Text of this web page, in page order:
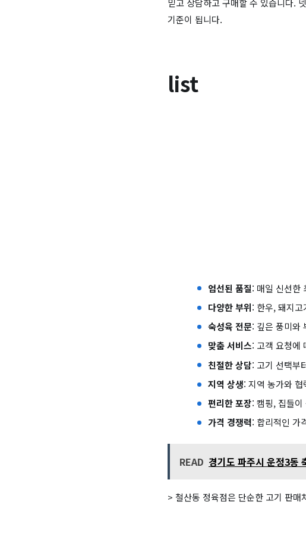
기준이 됩니다.
list
엄선된 품질: 매일 신선한
다양한 부위: 한우, 돼지
숙성육 전문: 깊은 풍미와
맞춤 서비스: 고객 요청에
친절한 상담: 고기 선택부
지역 상생: 지역 농가와
편리한 포장: 캠핑, 집들
가격 경쟁력: 합리적인 가
READ 경기도 파주시 운정3동
> 철산동 정육점은 단순한 고기 판